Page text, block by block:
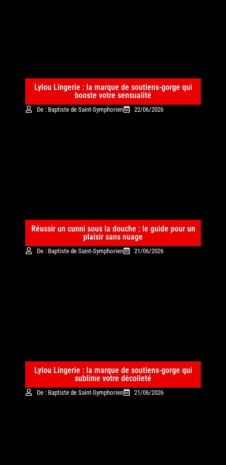
Lylou Lingerie : la marque de soutiens-gorge qui
booste votre sensualité
De : Baptiste de Saint-Symphorien 22/06/2026
Réussir un cunni sous la douche : le guide pour un
plaisir sans nuage
De : Baptiste de Saint-Symphorien 21/06/2026
Lylou Lingerie : la marque de soutiens-gorge qui
sublime votre décolleté
De : Baptiste de Saint-Symphorien 21/06/2026